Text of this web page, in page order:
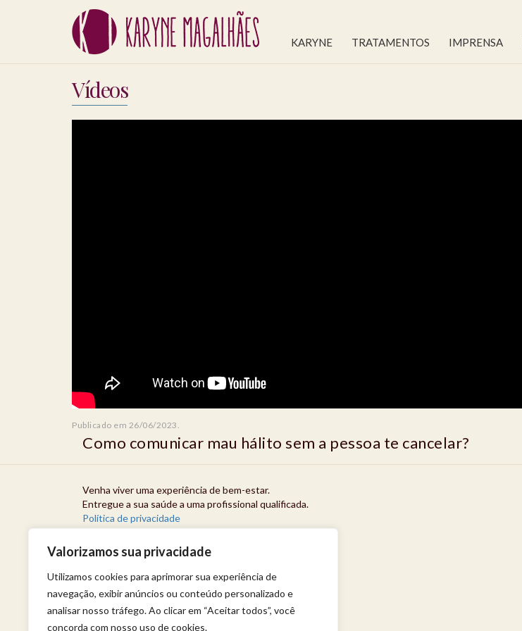
Valorizamos sua privacidade
Utilizamos cookies para aprimorar sua experiência de
navegação, exibir anúncios ou conteúdo personalizado e
analisar nosso tráfego. Ao clicar em “Aceitar todos”, você
concorda com nosso uso de cookies.
KARYNE TRATAMENTOS IMPRENSA
Vídeos
Publicado em 26/06/2023.
Como comunicar mau hálito sem a pessoa te cancelar?
Venha viver uma experiência de bem-estar.
Entregue a sua saúde a uma profissional qualificada.
Política de privacidade